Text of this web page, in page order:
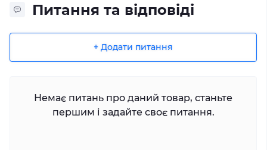
Питання та відповіді
+ Додати питання
Немає питань про даний товар, станьте
першим і задайте своє питання.